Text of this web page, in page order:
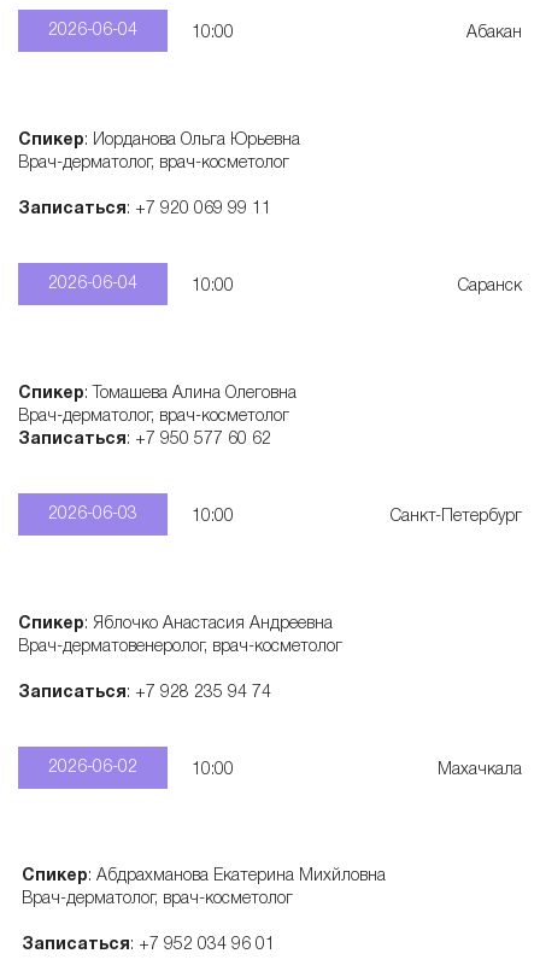
х
п
р
п
р
а
т
о
2026-06-04 10:00 Абакан
Спикер: Иорданова Ольга Юрьевна
Врач-дерматолог, врач-косметолог
Записаться: +7 920 069 99 11
2026-06-04 10:00 Саранск
Спикер: Томашева Алина Олеговна
Врач-дерматолог, врач-косметолог
Записаться: +7 950 577 60 62
2026-06-03 10:00 Санкт-Петербург
Спикер: Яблочко Анастасия Андреевна
Врач-дерматовенеролог, врач-косметолог
Записаться: +7 928 235 94 74
2026-06-02 10:00 Махачкала
Спикер: Абдрахманова Екатерина Михйловна
Врач-дерматолог, врач-косметолог
Записаться: +7 952 034 96 01